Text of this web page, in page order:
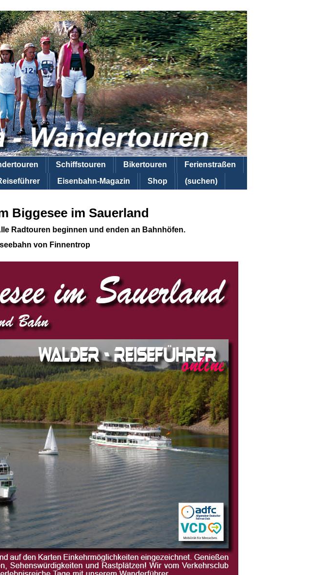
Schiffstouren Bikertouren
Ferienstraßen
Eisenbahn-Magazin Shop (suchen)
Biggesee im Sauerland
Radtouren beginnen und enden an Bahnhöfen.
von Finnentrop